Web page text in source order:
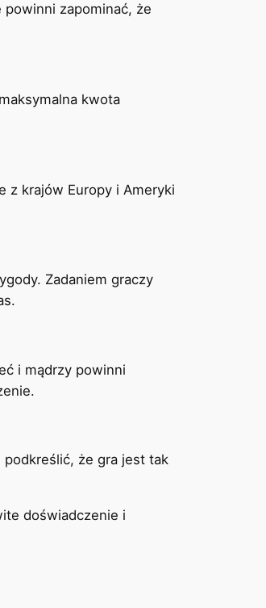
powinni zapominać, że
kwota
z krajów Europy i Ameryki
Zadaniem graczy
i mądrzy powinni
że gra jest tak
doświadczenie i